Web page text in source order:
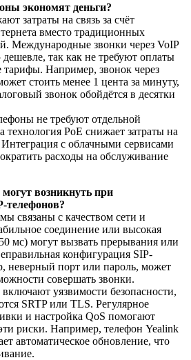
экономят деньги?
затраты на связь за счёт
вместо традиционных
Международные звонки через VoIP
дешевле, так как не требуют оплаты
тарифы. Например, звонок через
стоить менее 1 цента за минуту,
звонок обойдётся в десятки
не требуют отдельной
технология PoE снижает затраты на
Интеграция с облачными сервисами
расходы на обслуживание
возникнуть при
телефонов?
связаны с качеством сети и
соединение или высокая
мс) могут вызвать прерывания или
конфигурация SIP-
неверный порт или пароль, может
совершать звонки.
уязвимости безопасности,
SRTP или TLS. Регулярное
и настройка QoS помогают
риски. Например, телефон Yealink
автоматическое обновление, что